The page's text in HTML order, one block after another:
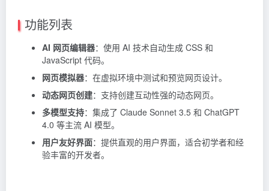
功能列表
AI 网页编辑器：使用 AI 技术自动生成 CSS 和
JavaScript 代码。
网页模拟器：在虚拟环境中测试和预览网页设计。
动态网页创建：支持创建互动性强的动态网页。
多模型支持：集成了 Claude Sonnet 3.5 和 ChatGPT
4.0 等主流 AI 模型。
用户友好界面：提供直观的用户界面，适合初学者和经
验丰富的开发者。